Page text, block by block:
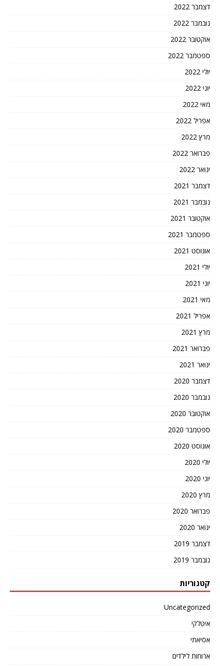
דצמבר 2022
נובמבר 2022
אוקטובר 2022
ספטמבר 2022
יולי 2022
יוני 2022
מאי 2022
אפריל 2022
מרץ 2022
פברואר 2022
ינואר 2022
דצמבר 2021
נובמבר 2021
אוקטובר 2021
ספטמבר 2021
אוגוסט 2021
יולי 2021
יוני 2021
מאי 2021
אפריל 2021
מרץ 2021
פברואר 2021
ינואר 2021
דצמבר 2020
נובמבר 2020
אוקטובר 2020
ספטמבר 2020
אוגוסט 2020
יולי 2020
יוני 2020
מרץ 2020
פברואר 2020
ינואר 2020
דצמבר 2019
נובמבר 2019
קטגוריות
Uncategorized
איטלקי
אסיאתי
ארוחות לילדים